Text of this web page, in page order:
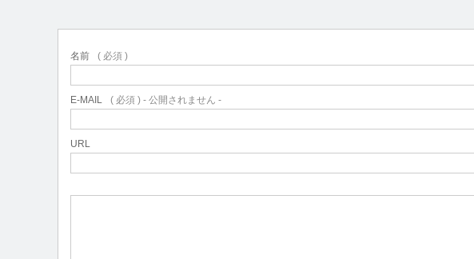
名前 ( 必須 )
E-MAIL ( 必須 ) - 公開されません -
URL